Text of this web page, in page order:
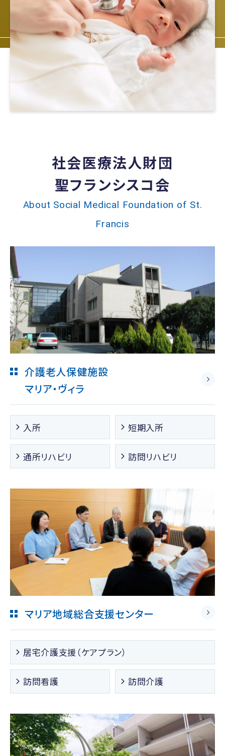
社会医療法人財団
聖フランシスコ会
About Social Medical Foundation of St.
Francis
介護老人保健施設
マリア・ヴィラ
入所 短期入所
通所リハビリ 訪問リハビリ
マリア地域総合支援センター
居宅介護支援（ケアプラン）
訪問看護 訪問介護